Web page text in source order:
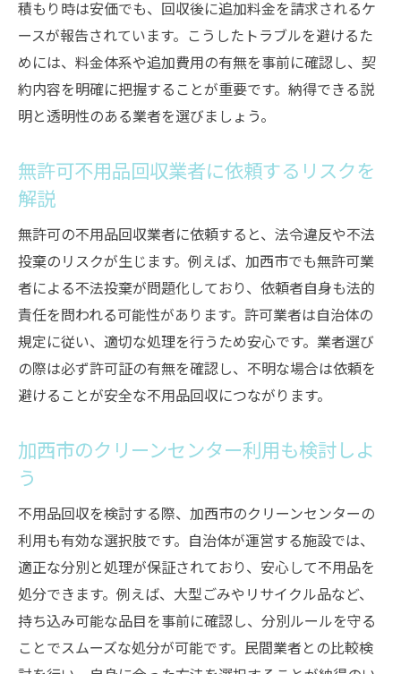
積もり時は安価でも、回収後に追加料金を請求されるケ
ースが報告されています。こうしたトラブルを避けるた
めには、料金体系や追加費用の有無を事前に確認し、契
約内容を明確に把握することが重要です。納得できる説
明と透明性のある業者を選びましょう。
無許可不用品回収業者に依頼するリスクを
解説
無許可の不用品回収業者に依頼すると、法令違反や不法
投棄のリスクが生じます。例えば、加西市でも無許可業
者による不法投棄が問題化しており、依頼者自身も法的
責任を問われる可能性があります。許可業者は自治体の
規定に従い、適切な処理を行うため安心です。業者選び
の際は必ず許可証の有無を確認し、不明な場合は依頼を
避けることが安全な不用品回収につながります。
加西市のクリーンセンター利用も検討しよ
う
不用品回収を検討する際、加西市のクリーンセンターの
利用も有効な選択肢です。自治体が運営する施設では、
適正な分別と処理が保証されており、安心して不用品を
処分できます。例えば、大型ごみやリサイクル品など、
持ち込み可能な品目を事前に確認し、分別ルールを守る
ことでスムーズな処分が可能です。民間業者との比較検